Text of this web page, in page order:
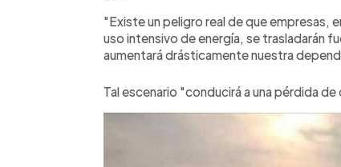
"Existe un peligro real de que empresas,
uso intensivo de energía, se trasladarán
aumentará drásticamente nuestra
Tal escenario "conducirá a una pérdida